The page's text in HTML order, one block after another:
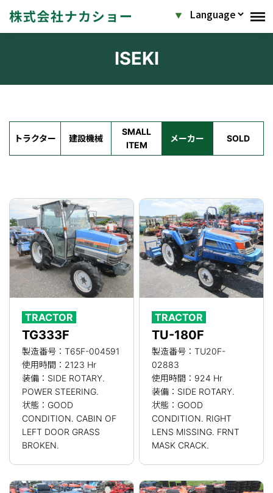
ISEKI
トラクター 建設機械
SMALL
ITEM
メーカー SOLD
TRACTOR
TG333F
製造番号：T65F-004591
使用時間：2123 Hr
装備：SIDE ROTARY.
POWER STEERING.
状態：GOOD
CONDITION. CABIN OF
LEFT DOOR GRASS
BROKEN.
TRACTOR
TU-180F
製造番号：TU20F-
02883
使用時間：924 Hr
装備：SIDE ROTARY.
状態：GOOD
CONDITION. RIGHT
LENS MISSING. FRNT
MASK CRACK.